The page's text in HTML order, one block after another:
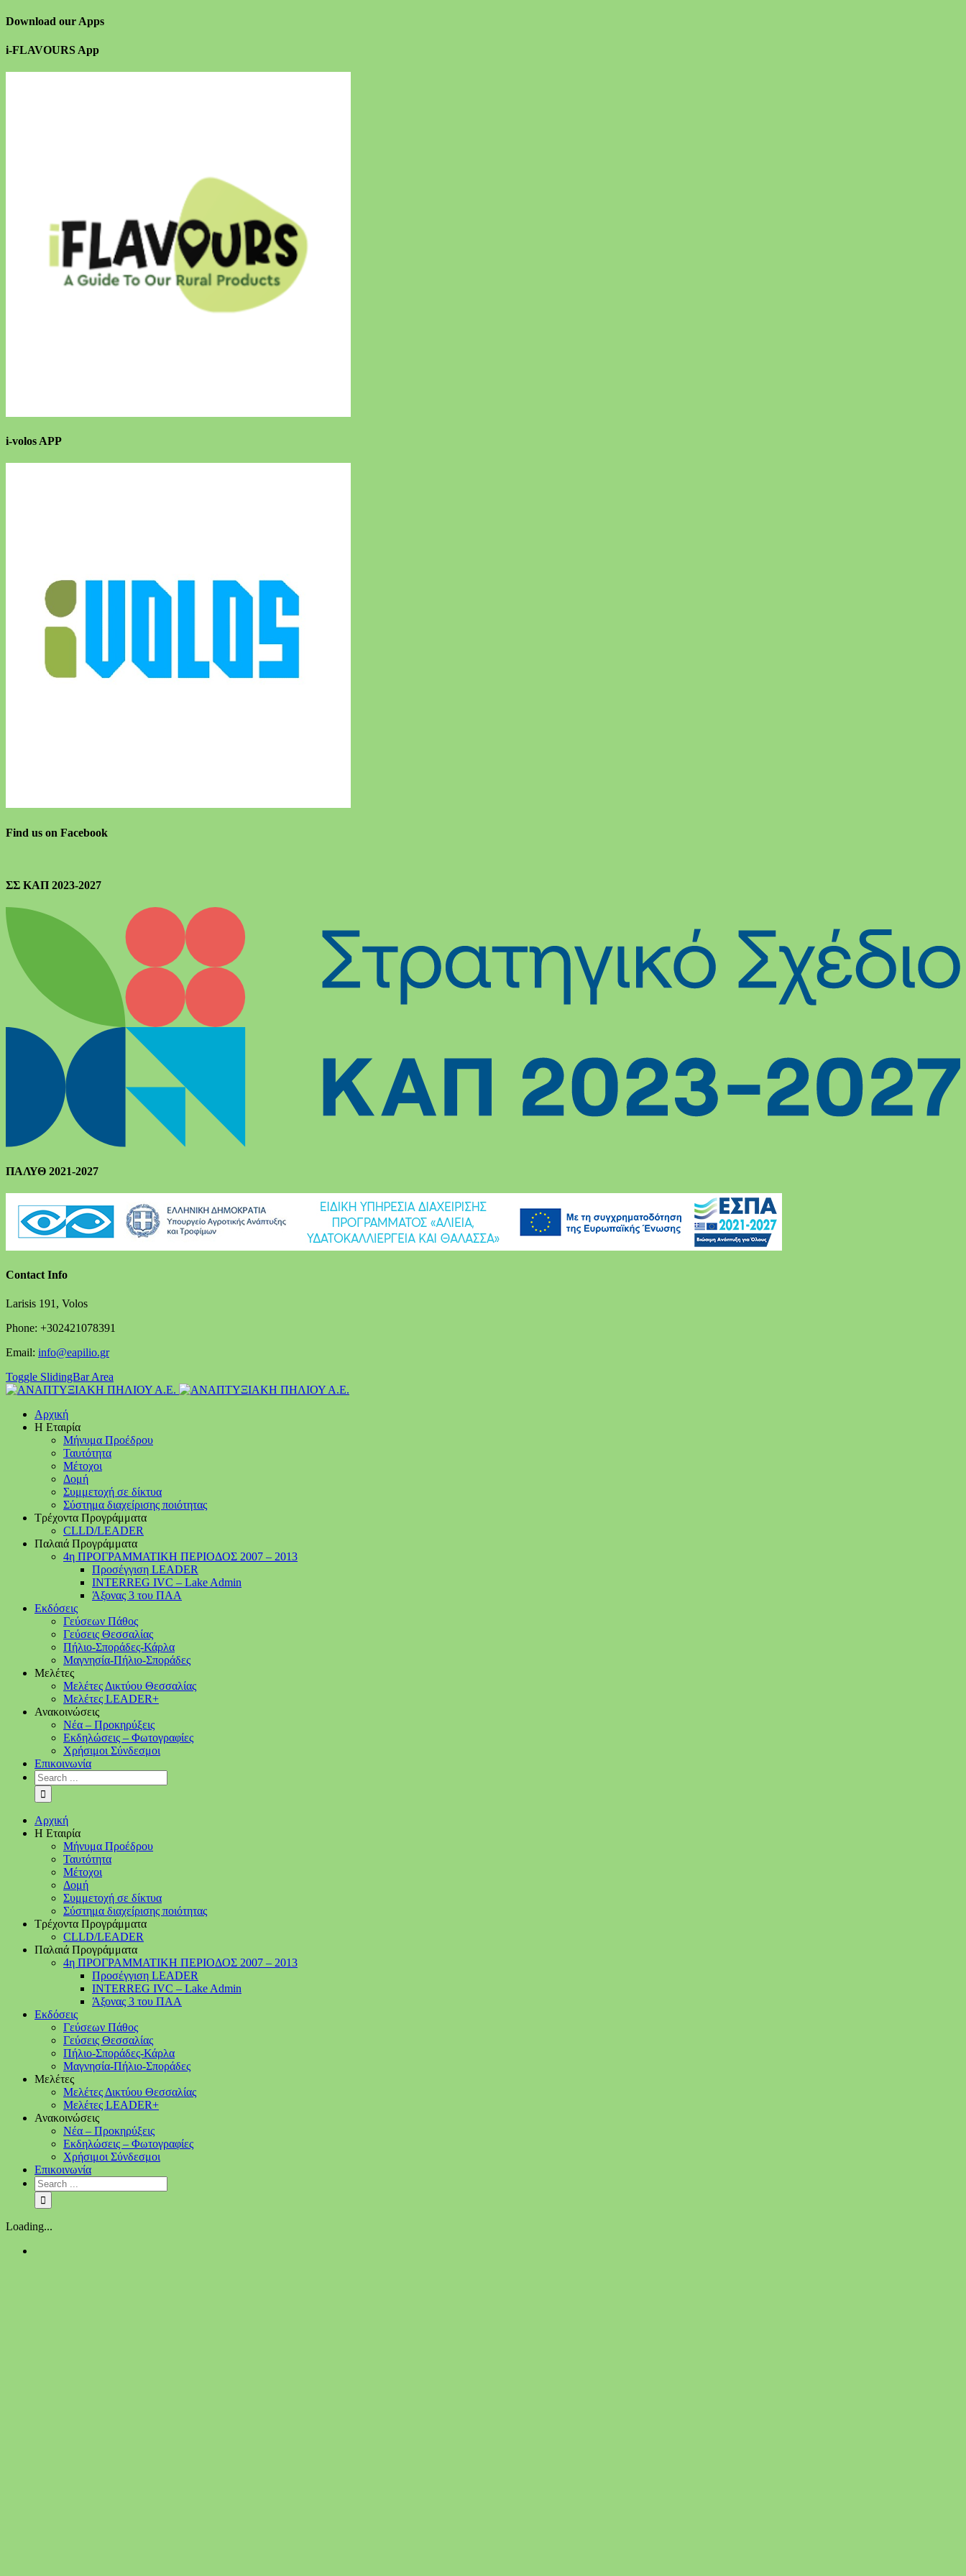
Download our Apps
i-FLAVOURS App
i-volos APP
Find us on Facebook
ΣΣ ΚΑΠ 2023-2027
ΠΑΛΥΘ 2021-2027
Contact Info
Larisis 191, Volos
Phone: +302421078391
Email: info@eapilio.gr
Toggle SlidingBar Area
Αρχική
Η Εταιρία
Μήνυμα Προέδρου
Ταυτότητα
Μέτοχοι
Δομή
Συμμετοχή σε δίκτυα
Σύστημα διαχείρισης ποιότητας
Τρέχοντα Προγράμματα
CLLD/LEADER
Παλαιά Προγράμματα
4η ΠΡΟΓΡΑΜΜΑΤΙΚΗ ΠΕΡΙΟΔΟΣ 2007 – 2013
Προσέγγιση LEADER
INTERREG IVC – Lake Admin
Άξονας 3 του ΠΑΑ
Εκδόσεις
Γεύσεων Πάθος
Γεύσεις Θεσσαλίας
Πήλιο-Σποράδες-Κάρλα
Μαγνησία-Πήλιο-Σποράδες
Μελέτες
Μελέτες Δικτύου Θεσσαλίας
Μελέτες LEADER+
Ανακοινώσεις
Νέα – Προκηρύξεις
Εκδηλώσεις – Φωτογραφίες
Χρήσιμοι Σύνδεσμοι
Επικοινωνία
Αρχική
Η Εταιρία
Μήνυμα Προέδρου
Ταυτότητα
Μέτοχοι
Δομή
Συμμετοχή σε δίκτυα
Σύστημα διαχείρισης ποιότητας
Τρέχοντα Προγράμματα
CLLD/LEADER
Παλαιά Προγράμματα
4η ΠΡΟΓΡΑΜΜΑΤΙΚΗ ΠΕΡΙΟΔΟΣ 2007 – 2013
Προσέγγιση LEADER
INTERREG IVC – Lake Admin
Άξονας 3 του ΠΑΑ
Εκδόσεις
Γεύσεων Πάθος
Γεύσεις Θεσσαλίας
Πήλιο-Σποράδες-Κάρλα
Μαγνησία-Πήλιο-Σποράδες
Μελέτες
Μελέτες Δικτύου Θεσσαλίας
Μελέτες LEADER+
Ανακοινώσεις
Νέα – Προκηρύξεις
Εκδηλώσεις – Φωτογραφίες
Χρήσιμοι Σύνδεσμοι
Επικοινωνία
Loading...